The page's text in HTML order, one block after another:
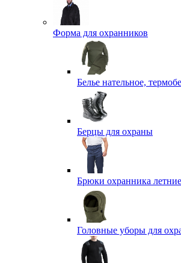
Форма для охранников
Белье нательное,
Берцы для охраны
Брюки охранника летние
Головные уборы для